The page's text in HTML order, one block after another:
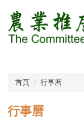
到
主
首頁
行事曆
行事曆